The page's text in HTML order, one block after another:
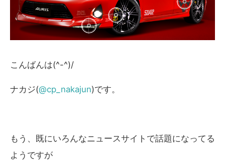
こんばんは(^-^)/
ナカジ(@cp_nakajun)です。
もう、既にいろんなニュースサイトで話題になってる
ようですが